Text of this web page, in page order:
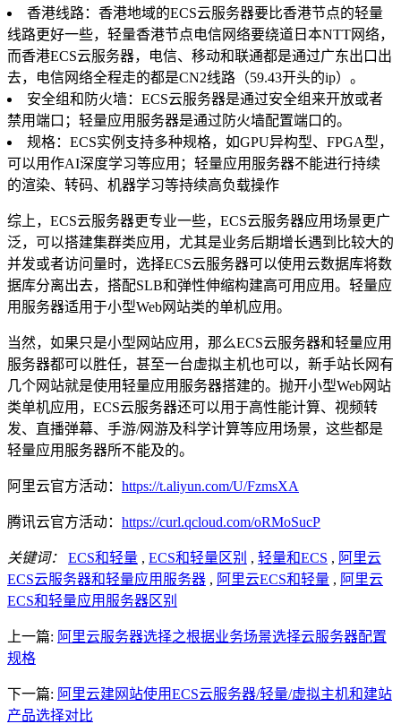
香港线路：香港地域的ECS云服务器要比香港节点的轻量
线路更好一些，轻量香港节点电信网络要绕道日本NTT网络，
而香港ECS云服务器，电信、移动和联通都是通过广东出口出
去，电信网络全程走的都是CN2线路（59.43开头的ip）。
安全组和防火墙：ECS云服务器是通过安全组来开放或者
禁用端口；轻量应用服务器是通过防火墙配置端口的。
规格：ECS实例支持多种规格，如GPU异构型、FPGA型，
可以用作AI深度学习等应用；轻量应用服务器不能进行持续
的渲染、转码、机器学习等持续高负载操作
综上，ECS云服务器更专业一些，ECS云服务器应用场景更广
泛，可以搭建集群类应用，尤其是业务后期增长遇到比较大的
并发或者访问量时，选择ECS云服务器可以使用云数据库将数
据库分离出去，搭配SLB和弹性伸缩构建高可用应用。轻量应
用服务器适用于小型Web网站类的单机应用。
当然，如果只是小型网站应用，那么ECS云服务器和轻量应用
服务器都可以胜任，甚至一台虚拟主机也可以，新手站长网有
几个网站就是使用轻量应用服务器搭建的。抛开小型Web网站
类单机应用，ECS云服务器还可以用于高性能计算、视频转
发、直播弹幕、手游/网游及科学计算等应用场景，这些都是
轻量应用服务器所不能及的。
阿里云官方活动： https://t.aliyun.com/U/FzmsXA
腾讯云官方活动： https://curl.qcloud.com/oRMoSucP
关键词： ECS和轻量 , ECS和轻量区别 , 轻量和ECS , 阿里云
ECS云服务器和轻量应用服务器 , 阿里云ECS和轻量 , 阿里云
ECS和轻量应用服务器区别
上一篇: 阿里云服务器选择之根据业务场景选择云服务器配置
规格
下一篇: 阿里云建网站使用ECS云服务器/轻量/虚拟主机和建站
产品选择对比